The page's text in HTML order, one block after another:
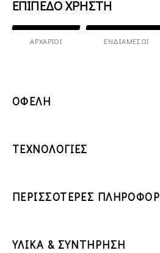
ΕΠΙΠΕΔΟ ΧΡΗΣΤΗ
ΑΡΧΆΡΙΟΙ ΕΝΔΙΆΜΕΣΟΙ
ΟΦΕΛΗ
ΤΕΧΝΟΛΟΓΙΕΣ
ΠΕΡΙΣΣΟΤΕΡΕΣ
ΥΛΙΚΑ & ΣΥΝΤΗΡΗΣΗ